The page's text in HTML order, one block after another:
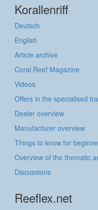
Korallenriff
Deutsch
English
Article archive
Coral Reef Magazine
Videos
Offers in the specialised
Dealer overview
Manufacturer overview
Things to know for
Overview of the thematic
Discussions
Reeflex.net